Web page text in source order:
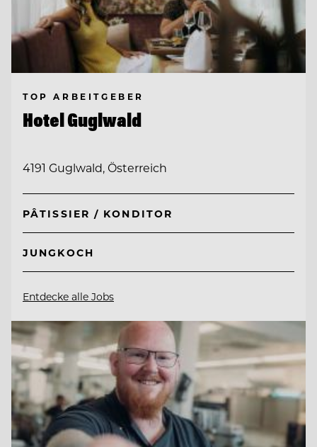
TOP ARBEITGEBER
Hotel Guglwald
4191 Guglwald, Österreich
PÂTISSIER / KONDITOR
JUNGKOCH
Entdecke alle Jobs